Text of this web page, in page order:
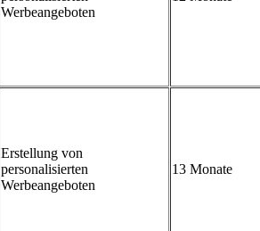
Werbeangeboten
Erstellung von
personalisierten
Werbeangeboten
13 Monate